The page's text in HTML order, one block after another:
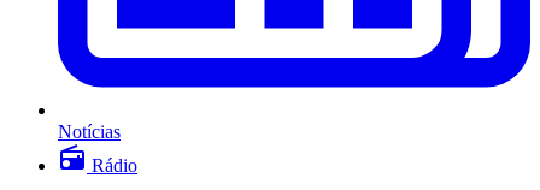
Notícias
Rádio